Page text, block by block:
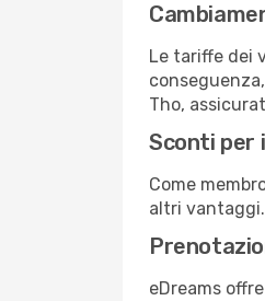
Le tariffe dei
Tho,
Sconti per
Come
altri
eDreams